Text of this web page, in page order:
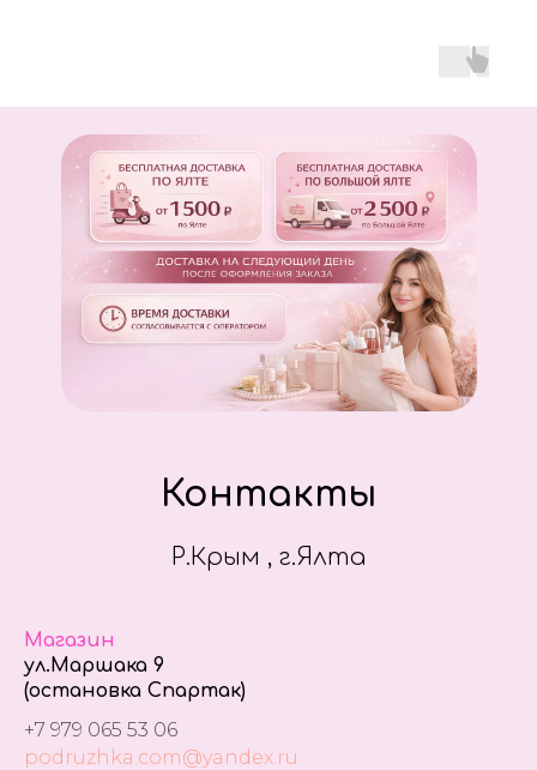
Контакты
Р.Крым , г.Ялта
Магазин
ул.Маршака 9
(остановка Спартак)
+7 979 065 53 06
podruzhka.com@yandex.ru